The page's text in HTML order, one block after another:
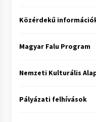
Közérdekű
Magyar Falu Program
Nemzeti Kulturális
Pályázati felhívások